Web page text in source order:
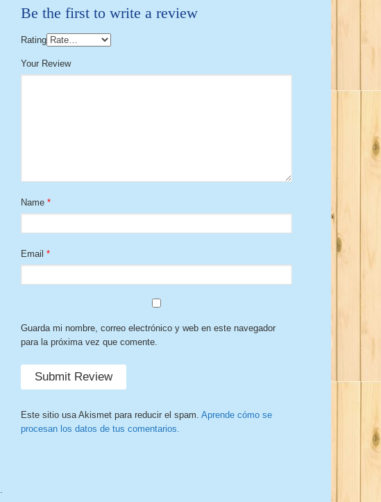
Be the first to write a review
Rating
Your Review
Name *
Email *
Guarda mi nombre, correo electrónico y web en este navegador
para la próxima vez que comente.
Este sitio usa Akismet para reducir el spam. Aprende cómo se
procesan los datos de tus comentarios.